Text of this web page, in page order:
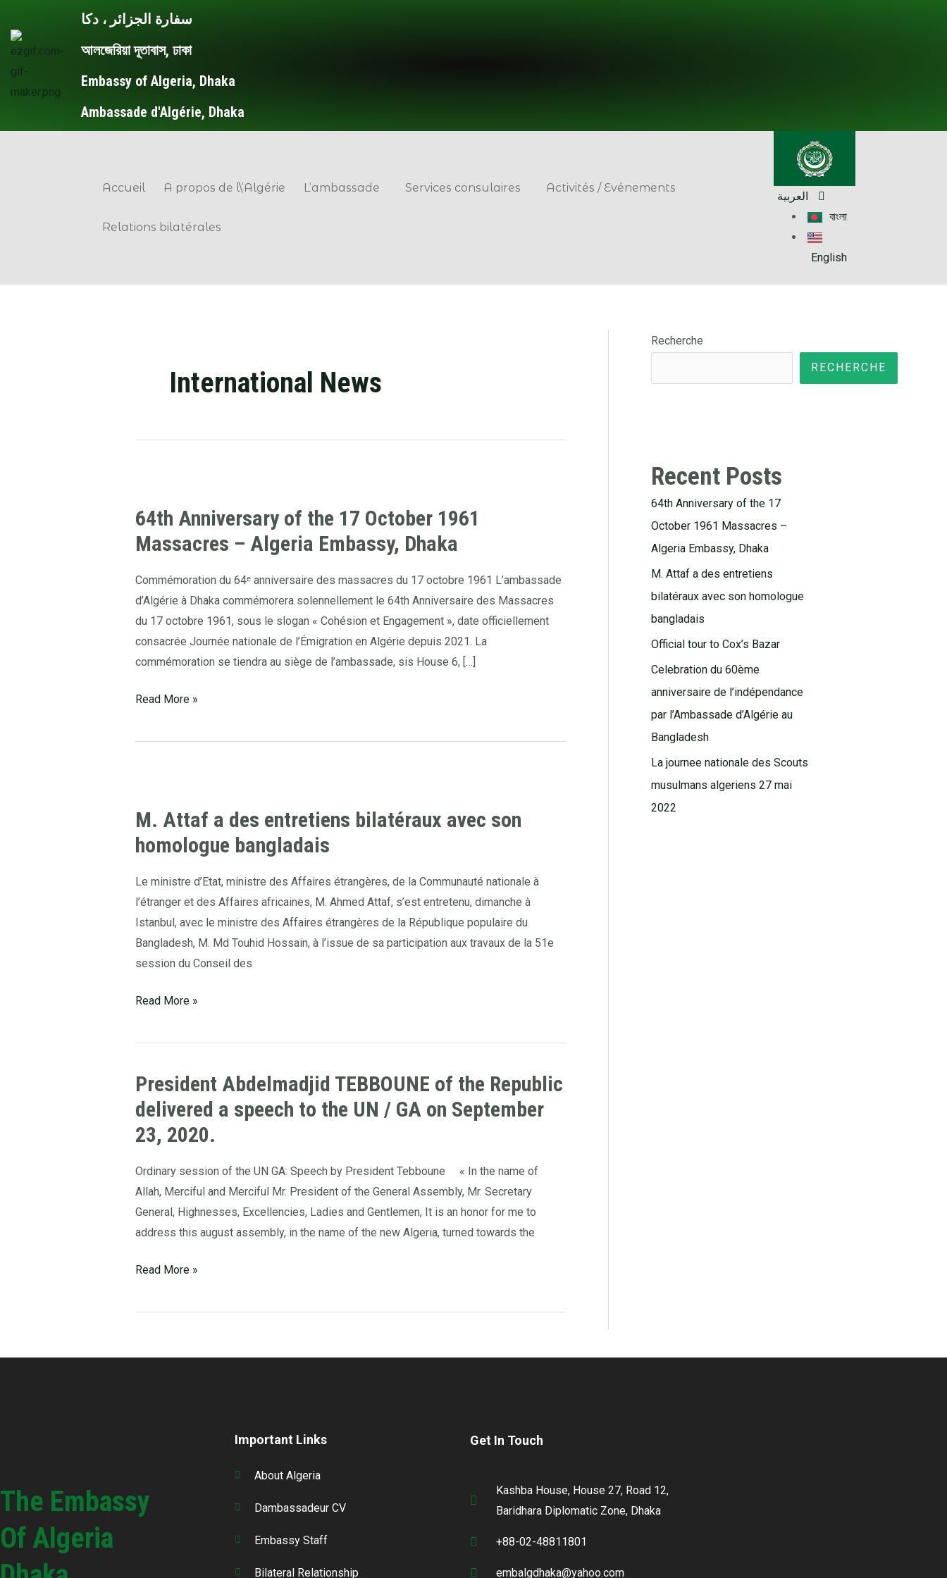
content
سفارة الجزائر ، دكا
আলজেরিয়া দূতাবাস, ঢাকা
Embassy of Algeria, Dhaka
Ambassade d'Algérie, Dhaka
Accueil A propos de l\’Algérie L’ambassade Services consulaires Activités / Evénements
Relations bilatérales
العربية
বাংলা
English
International News
64th Anniversary of the 17 October 1961
Massacres – Algeria Embassy, Dhaka
Commémoration du 64ᵉ anniversaire des massacres du 17 octobre 1961 L’ambassade
d’Algérie à Dhaka commémorera solennellement le 64th Anniversaire des Massacres
du 17 octobre 1961, sous le slogan « Cohésion et Engagement », date officiellement
consacrée Journée nationale de l’Émigration en Algérie depuis 2021. La
commémoration se tiendra au siège de l’ambassade, sis House 6, […]
of
the
October
1961
Massacres
–
Algeria
Dhaka
Read More »
M. Attaf a des entretiens bilatéraux avec son
homologue bangladais
Le ministre d’Etat, ministre des Affaires étrangères, de la Communauté nationale à
l’étranger et des Affaires africaines, M. Ahmed Attaf, s’est entretenu, dimanche à
Istanbul, avec le ministre des Affaires étrangères de la République populaire du
Bangladesh, M. Md Touhid Hossain, à l’issue de sa participation aux travaux de la 51e
session du Conseil des
a
des
bilatéraux
avec
son
homologue
bangladais
Read More »
President Abdelmadjid TEBBOUNE of the Republic
delivered a speech to the UN / GA on September
23, 2020.
Ordinary session of the UN GA: Speech by President Tebboune « In the name of
Allah, Merciful and Merciful Mr. President of the General Assembly, Mr. Secretary
General, Highnesses, Excellencies, Ladies and Gentlemen, It is an honor for me to
address this august assembly, in the name of the new Algeria, turned towards the
President
Abdelmadjid
of
to
Read More »
Recherche
RECHERCHE
Recent Posts
64th Anniversary of the 17
October 1961 Massacres –
Algeria Embassy, Dhaka
M. Attaf a des entretiens
bilatéraux avec son homologue
bangladais
Official tour to Cox’s Bazar
Celebration du 60ème
anniversaire de l’indépendance
par l’Ambassade d’Algérie au
Bangladesh
La journee nationale des Scouts
musulmans algeriens 27 mai
2022
The Embassy
Of Algeria
Important Links
About Algeria
Dambassadeur CV
Embassy Staff
Bilateral Relationship
Get In Touch
Kashba House, House 27, Road 12,
Baridhara Diplomatic Zone, Dhaka
+88-02-48811801
embalgdhaka@yahoo.com